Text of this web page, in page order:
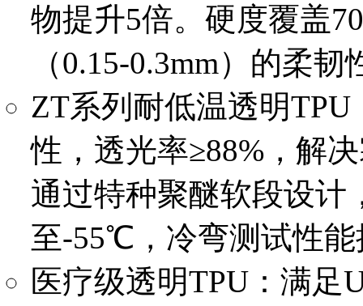
物提升5倍。硬度覆盖
（0.15-0.3mm）的柔韧
ZT系列耐低温透明
性，透光率≥88%，解
通过特种聚醚软段设计
至-55℃，冷弯测试性能
医疗级透明TPU：满足